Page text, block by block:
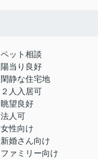
ペット相談
陽当り良好
閑静な住宅地
２人入居可
眺望良好
法人可
女性向け
新婚さん向け
ファミリー向け